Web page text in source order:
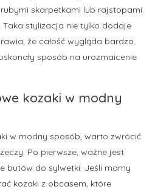
skarpetkami lub rajstopami
stylizacja nie tylko dodaje
że całość wygląda bardzo
sposób na urozmaicenie
kozaki w modny
w modny sposób, warto zwrócić
Po pierwsze, ważne jest
butów do sylwetki. Jeśli mamy
kozaki z obcasem, które